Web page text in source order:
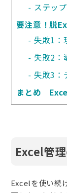
ステッ
要注意！脱
失敗1：
失敗2：
失敗3：
まとめ　
Excel管
Excelを使い続